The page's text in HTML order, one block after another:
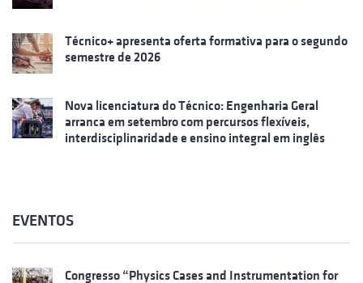
Técnico+ apresenta oferta formativa para o segundo
semestre de 2026
Nova licenciatura do Técnico: Engenharia Geral
arranca em setembro com percursos flexíveis,
interdisciplinaridade e ensino integral em inglês
EVENTOS
Congresso “Physics Cases and Instrumentation for